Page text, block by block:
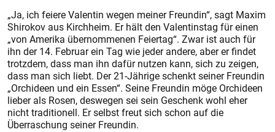
„Ja, ich feiere Valentin wegen meiner Freundin“, sagt Maxim
Shirokov aus Kirchheim. Er hält den Valentinstag für einen
„von Amerika übernommenen Feiertag“. Zwar ist auch für
ihn der 14. Februar ein Tag wie jeder andere, aber er findet
trotzdem, dass man ihn dafür nutzen kann, sich zu zeigen,
dass man sich liebt. Der 21-Jährige schenkt seiner Freundin
„Orchideen und ein Essen“. Seine Freundin möge Orchideen
lieber als Rosen, deswegen sei sein Geschenk wohl eher
nicht traditionell. Er selbst freut sich schon auf die
Überraschung seiner Freundin.